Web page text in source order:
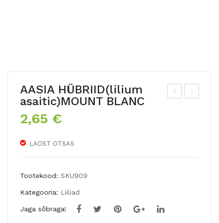
NA
iilia
AASIA HÜBRIID(lilium
asaitic)MOUNT BLANC
2,65 €
LAOST OTSAS
Tootekood: SKU909
Kategooria: Liiliad
Jaga sõbraga!